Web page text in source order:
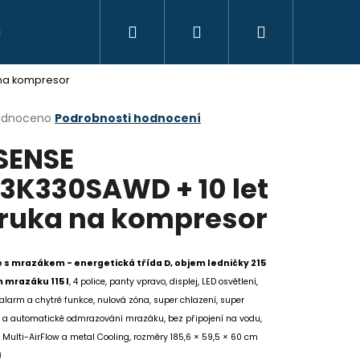
Přihlášení
na kompresor
Podrobnosti hodnocení
+ 10 let
na kompresor
s mrazákem - energetická třída D, objem ledničky 215
mrazáku 115 l, 4 police, panty vpravo, displej, LED osvětlení,
a chytré funkce, nulová zóna, super chlazení, super
a automatické odmrazování mrazáku, bez připojení na vodu,
Multi-AirFlow a metal Cooling, rozměry 185,6 × 59,5 × 60 cm
Následující